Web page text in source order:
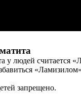
людей считается
запрещено.